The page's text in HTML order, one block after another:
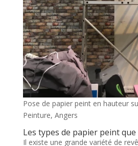
Pose de papier peint en hauteur
Peinture, Angers
Les types de papier peint
Il existe une grande variété de